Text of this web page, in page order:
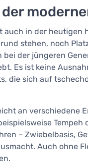
auch in der
stehen, noch
bei der jüngeren
Es ist keine
die sich auf
an verschiedene
– Zwiebelbasis,
Auch ohne